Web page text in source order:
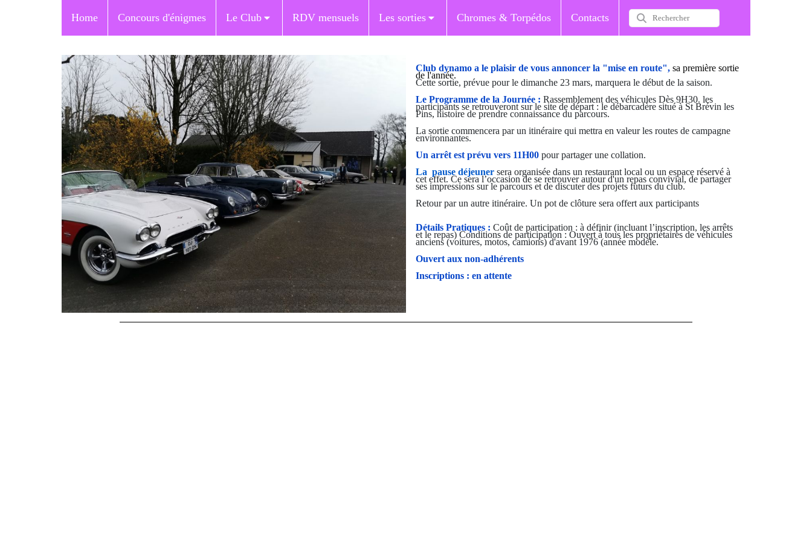
Home Concours d'énigmes Le Club RDV mensuels Les sorties Chromes & Torpédos Contacts
Club dynamo a le plaisir de vous annoncer la "mise en route", sa première sortie
de l'année.
Cette sortie, prévue pour le dimanche 23 mars, marquera le début de la saison.
Le Programme de la Journée : Rassemblement des véhicules Dès 9H30. les
participants se retrouveront sur le site de départ : le débarcadère situé à St Brévin les
Pins, histoire de prendre connaissance du parcours.
La sortie commencera par un itinéraire qui mettra en valeur les routes de campagne
environnantes.
Un arrêt est prévu vers 11H00 pour partager une collation.
La pause déjeuner sera organisée dans un restaurant local ou un espace réservé à
cet effet. Ce sera l’occasion de se retrouver autour d'un repas convivial, de partager
ses impressions sur le parcours et de discuter des projets futurs du club.
Retour par un autre itinéraire. Un pot de clôture sera offert aux participants
Détails Pratiques : Coût de participation : à définir (incluant l’inscription, les arrêts
et le repas) Conditions de participation : Ouvert à tous les propriétaires de véhicules
anciens (voitures, motos, camions) d'avant 1976 (année modèle.
Ouvert aux non-adhérents
Inscriptions : en attente